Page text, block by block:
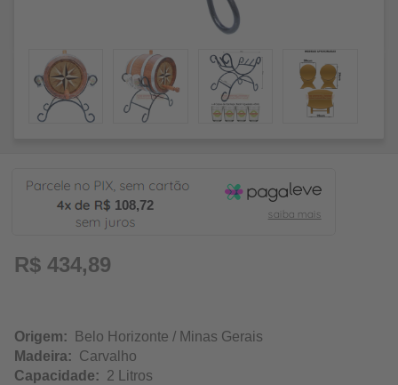
108,72
R$ 434,89
Origem: Belo Horizonte / Minas Gerais
Madeira: Carvalho
Capacidade: 2 Litros